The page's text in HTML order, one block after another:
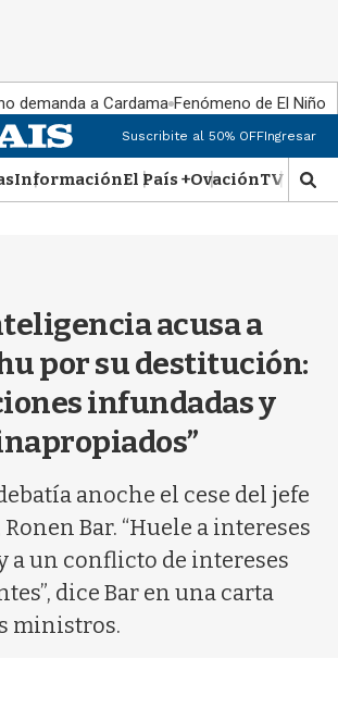
demanda a Cardama Fenómeno de El Niño
Suscribite al 50% OFFIngresar
InformaciónEl País +OvaciónTV Show
M
o
�
a
acusa a
por su destitución:
infundadas y
anoche el cese del jefe
Bar. “Huele a intereses
a un conflicto de intereses
dice Bar en una carta
ministros.